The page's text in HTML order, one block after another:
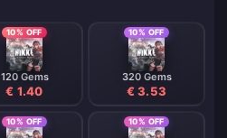
10% OFF
120 Gems
€ 1.40
10% OFF
320 Gems
€ 3.53
10% OFF 10% OFF